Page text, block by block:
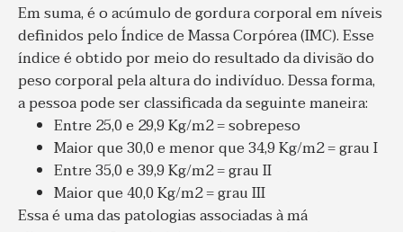
Em suma, é o acúmulo de gordura corporal em níveis
definidos pelo Índice de Massa Corpórea (IMC). Esse
índice é obtido por meio do resultado da divisão do
peso corporal pela altura do indivíduo. Dessa forma,
a pessoa pode ser classificada da seguinte maneira:
Entre 25,0 e 29,9 Kg/m2 = sobrepeso
Maior que 30,0 e menor que 34,9 Kg/m2 = grau I
Entre 35,0 e 39,9 Kg/m2 = grau II
Maior que 40,0 Kg/m2 = grau III
Essa é uma das patologias associadas à má